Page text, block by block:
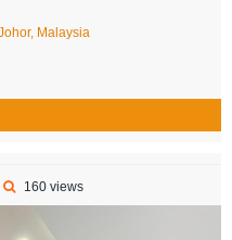
Malaysia
160 views